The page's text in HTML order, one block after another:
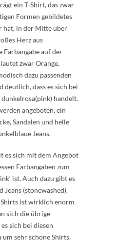
ein T-Shirt, das zwar
Formen gebildetes
hat, in der Mitte über
Herz aus
Farbangabe auf der
zwar Orange,
dazu passenden
deutlich, dass es sich bei
handelt.
angeboten, ein
Sandalen und helle
Jeans.
es sich mit dem Angebot
Farbangaben zum
ist. Auch dazu gibt es
Jeans (stonewashed).
ist wirklich enorm
sich die übrige
sich bei diesen
sehr schöne Shirts.